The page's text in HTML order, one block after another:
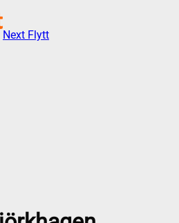
Next Flytt